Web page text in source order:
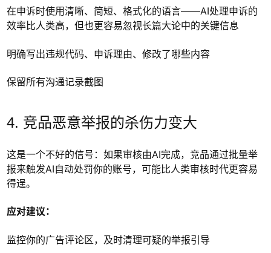
在申诉时使用清晰、简短、格式化的语言——AI处理申诉的
效率比人类高，但也更容易忽视长篇大论中的关键信息
明确写出违规代码、申诉理由、修改了哪些内容
保留所有沟通记录截图
4. 竞品恶意举报的杀伤力变大
这是一个不好的信号：如果审核由AI完成，竞品通过批量举
报来触发AI自动处罚你的账号，可能比人类审核时代更容易
得逞。
应对建议：
监控你的广告评论区，及时清理可疑的举报引导